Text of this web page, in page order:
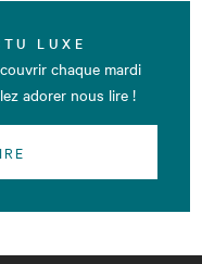
LUXE
chaque mardi
adorer nous lire !